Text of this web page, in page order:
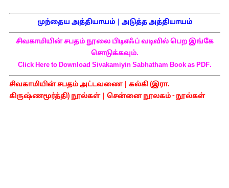
முந்தைய அத்தியாயம்| அடுத்த அத்தியாயம்
சிவகாமியின் சபதம் நூலை பிடிஎஃப் வடிவில் பெற இங்கே
சொடுக்கவும்.
Click Here to Download Sivakamiyin Sabhatham Book as PDF.
சிவகாமியின் சபதம் அட்டவணை| கல்கி (இரா.
கிருஷ்ணமூர்த்தி) நூல்கள்| சென்னை நூலகம் - நூல்கள்